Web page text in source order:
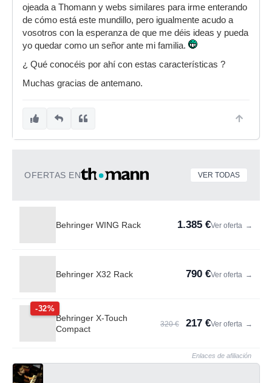
ojeada a Thomann y webs similares para irme enterando
de cómo está este mundillo, pero igualmente acudo a
vosotros con la esperanza de que me déis ideas y pueda
yo quedar como un señor ante mi familia.
¿ Qué conocéis por ahí con estas características ?
Muchas gracias de antemano.
OFERTAS EN VER TODAS
Behringer WING Rack 1.385 €Ver oferta →
Behringer X32 Rack 790 €Ver oferta →
-32%
Behringer X-Touch
Compact
320 € 217 €Ver oferta →
Enlaces de afiliación